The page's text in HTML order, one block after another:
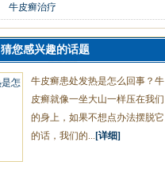
牛皮癣治疗
猜您感兴趣的话题
牛皮癣患处发热是怎么回事？牛
皮癣就像一坐大山一样压在我们
的身上，如果不想点办法摆脱它
的话，我们的... [详细]